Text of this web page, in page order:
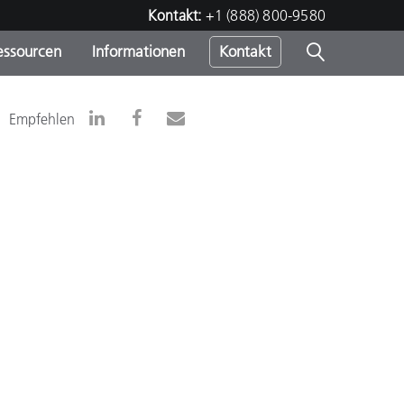
Kontakt: +1 (888) 800-9580
Informationen Kontakt
Empfehlen